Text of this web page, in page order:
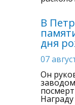
В
дня
07
Он